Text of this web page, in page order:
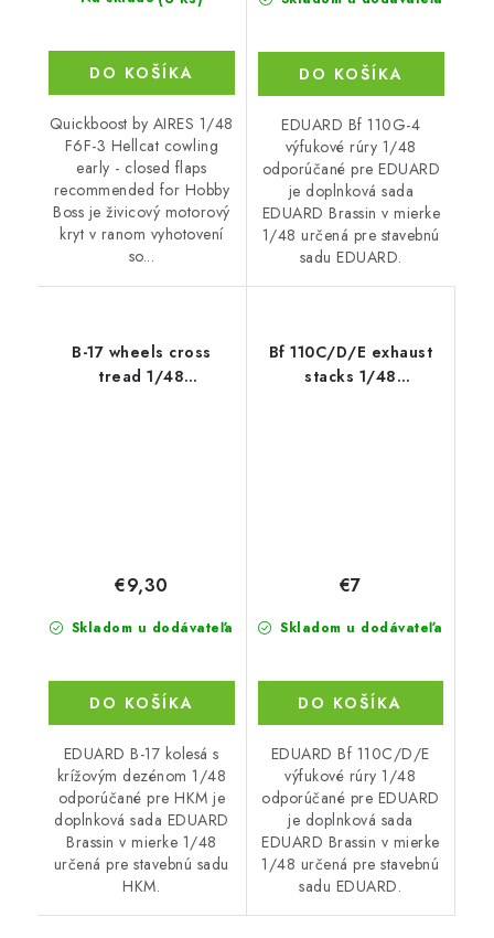
DO KOŠÍKA
Quickboost by AIRES 1/48
F6F-3 Hellcat cowling
early - closed flaps
recommended for Hobby
Boss je živicový motorový
kryt v ranom vyhotovení
so...
DO KOŠÍKA
EDUARD Bf 110G-4
výfukové rúry 1/48
odporúčané pre EDUARD
je doplnková sada
EDUARD Brassin v mierke
1/48 určená pre stavebnú
sadu EDUARD.
B-17 wheels cross
tread 1/48
Skladom u dodávateľa
€9,30
DO KOŠÍKA
EDUARD B-17 kolesá s
krížovým dezénom 1/48
odporúčané pre HKM je
doplnková sada EDUARD
Brassin v mierke 1/48
určená pre stavebnú sadu
HKM.
Bf 110C/D/E exhaust
stacks 1/48
Skladom u dodávateľa
€7
DO KOŠÍKA
EDUARD Bf 110C/D/E
výfukové rúry 1/48
odporúčané pre EDUARD
je doplnková sada
EDUARD Brassin v mierke
1/48 určená pre stavebnú
sadu EDUARD.